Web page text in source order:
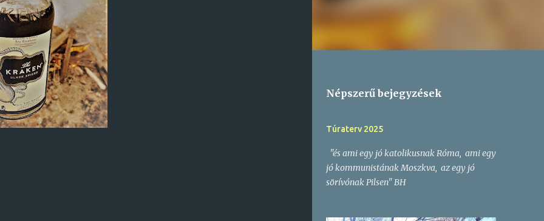
Népszerű bejegyzések
Túraterv 2025
"és ami egy jó katolikusnak Róma, ami egy
jó kommunistának Moszkva, az egy jó
sörívónak Pilsen" BH